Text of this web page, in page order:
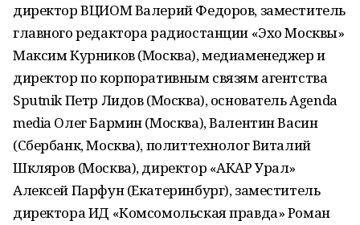
директор ВЦИОМ Валерий Федоров, заместитель
главного редактора радиостанции «Эхо Москвы»
Максим Курников (Москва), медиаменеджер и
директор по корпоративным связям агентства
Sputnik Петр Лидов (Москва), основатель Agenda
media Олег Бармин (Москва), Валентин Васин
(Сбербанк, Москва), политтехнолог Виталий
Шкляров (Москва), директор «АКАР Урал»
Алексей Парфун (Екатеринбург), заместитель
директора ИД «Комсомольская правда» Роман